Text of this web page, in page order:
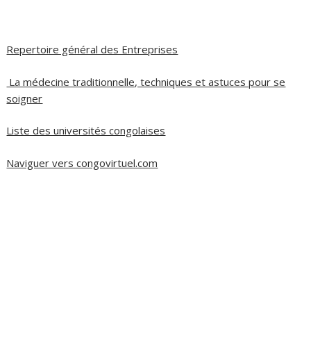
Repertoire général des Entreprises
La médecine traditionnelle, techniques et astuces pour se
soigner
Liste des universités congolaises
Naviguer vers congovirtuel.com